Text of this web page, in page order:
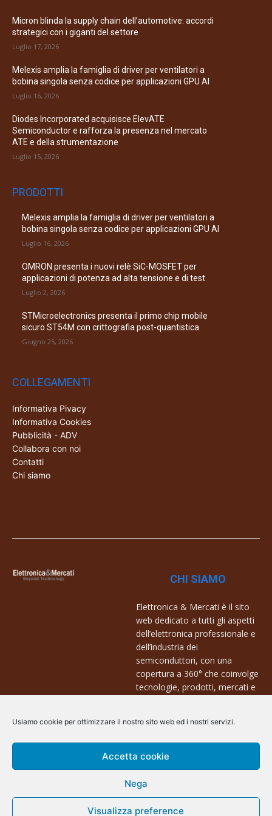
Usiamo cookie per ottimizzare il nostro sito web ed i nostri servizi.
Accetta cookie
Nega
Visualizza preference
Micron blinda la supply chain dell’automotive: accordi
strategici con i giganti del settore
Luglio 17, 2026
Melexis amplia la famiglia di driver per ventilatori a
bobina singola senza codice per applicazioni GPU AI
Luglio 16, 2026
Diodes Incorporated acquisisce ElevATE
Semiconductor e rafforza la presenza nel mercato
ATE e della strumentazione
Luglio 15, 2026
PRODOTTI
Melexis amplia la famiglia di driver per ventilatori a
bobina singola senza codice per applicazioni GPU AI
Luglio 16, 2026
OMRON presenta i nuovi relè SiC-MOSFET per
applicazioni di potenza ad alta tensione e di test
Luglio 2, 2026
STMicroelectronics presenta il primo chip mobile
sicuro ST54M con crittografia post-quantistica
Giugno 25, 2026
COLLEGAMENTI
Informativa Pivacy
Informativa Cookies
Pubblicità - ADV
Collabora con noi
Contatti
Chi siamo
CHI SIAMO
Elettronica & Mercati è il sito
web dedicato a tutti gli aspetti
dell’elettronica professionale e
dell’industria dei
semiconduttori, con una
copertura a 360° che coinvolge
tecnologie, prodotti, mercati e
Contatti:
info@arscommunication.it
@ArsCommunication 2023